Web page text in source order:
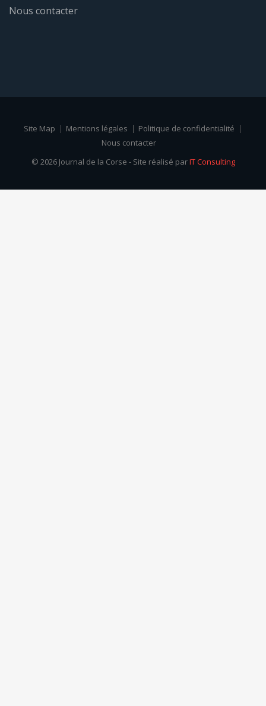
Nous contacter
Site Map Mentions légales
Politique de confidentialité
Nous contacter
© 2026 Journal de la Corse - Site réalisé parIT Consulting